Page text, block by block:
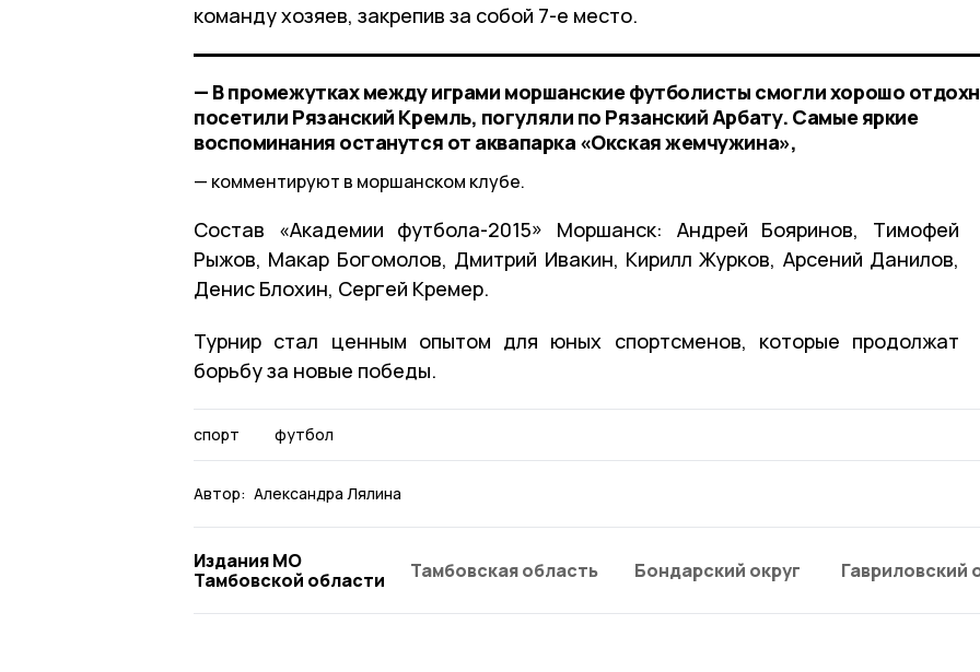
команду хозяев, закрепив за собой 7-е место.
— В промежутках между играми моршанские футболисты смогли хорошо
посетили Рязанский Кремль, погуляли по Рязанский Арбату. Самые яркие
воспоминания останутся от аквапарка «Окская жемчужина»,
комментируют в моршанском клубе.
Состав «Академии футбола-2015» Моршанск: Андрей Бояринов, Тимофей
Рыжов, Макар Богомолов, Дмитрий Ивакин, Кирилл Журков, Арсений Данилов,
Денис Блохин, Сергей Кремер.
Турнир стал ценным опытом для юных спортсменов, которые продолжат
борьбу за новые победы.
спорт футбол
Автор: Александра Лялина
Издания МО
Тамбовской области
Тамбовская область Бондарский округ Гавриловский